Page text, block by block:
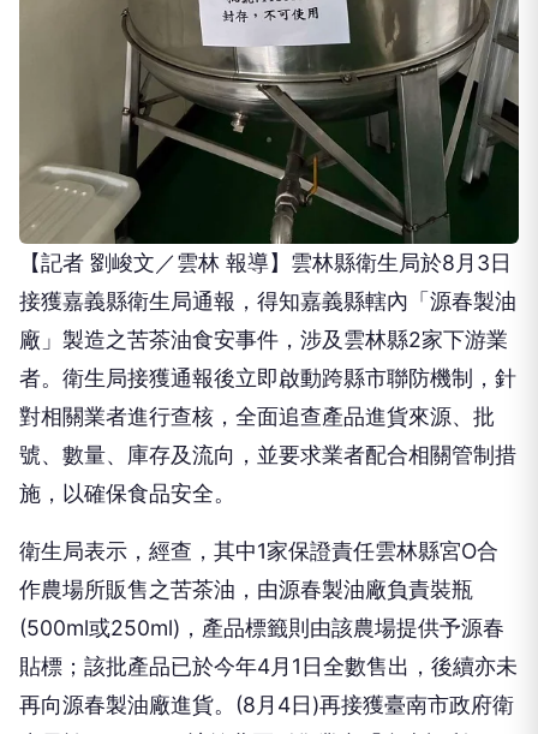
【記者 劉峻文／雲林 報導】雲林縣衛生局於8月3日
接獲嘉義縣衛生局通報，得知嘉義縣轄內「源春製油
廠」製造之苦茶油食安事件，涉及雲林縣2家下游業
者。衛生局接獲通報後立即啟動跨縣市聯防機制，針
對相關業者進行查核，全面追查產品進貨來源、批
號、數量、庫存及流向，並要求業者配合相關管制措
施，以確保食品安全。
衛生局表示，經查，其中1家保證責任雲林縣宮O合
作農場所販售之苦茶油，由源春製油廠負責裝瓶
(500ml或250ml)，產品標籤則由該農場提供予源春
貼標；該批產品已於今年4月1日全數售出，後續亦未
再向源春製油廠進貨。(8月4日)再接獲臺南市政府衛